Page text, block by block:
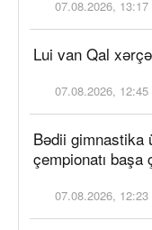
07.08.2026, 13:17
Lui van Qal
07.08.2026, 12:45
Bədii gimnastika
çempionatı başa
07.08.2026, 12:23